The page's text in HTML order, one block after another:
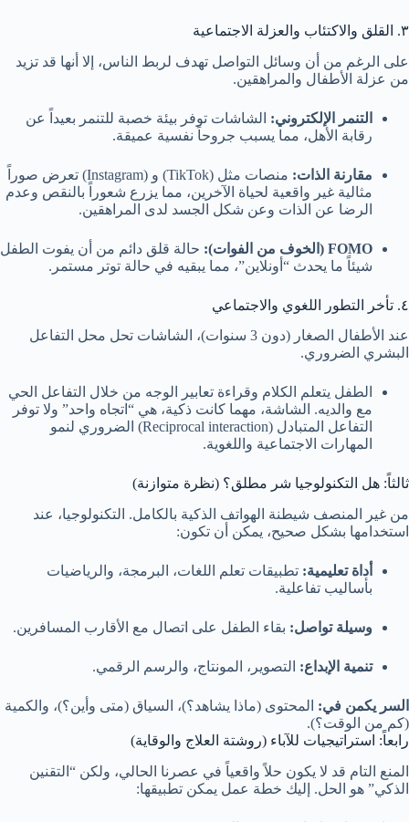
٣. القلق والاكتئاب والعزلة الاجتماعية
على الرغم من أن وسائل التواصل تهدف لربط الناس، إلا أنها قد تزيد
من عزلة الأطفال والمراهقين.
التنمر الإلكتروني: الشاشات توفر بيئة خصبة للتنمر بعيداً عن
رقابة الأهل، مما يسبب جروحاً نفسية عميقة.
مقارنة الذات:
منصات مثل (TikTok) و (Instagram) تعرض صوراً
مثالية غير واقعية لحياة الآخرين، مما يزرع شعوراً بالنقص وعدم
الرضا عن الذات وعن شكل الجسد لدى المراهقين.
FOMO (الخوف من الفوات):
حالة قلق دائم من أن يفوت الطفل
شيئاً ما يحدث “أونلاين”، مما يبقيه في حالة توتر مستمر.
٤. تأخر التطور اللغوي والاجتماعي
عند الأطفال الصغار (دون 3 سنوات)، الشاشات تحل محل التفاعل
البشري الضروري.
الطفل يتعلم الكلام وقراءة تعابير الوجه من خلال التفاعل الحي
مع والديه. الشاشة، مهما كانت ذكية، هي “اتجاه واحد” ولا توفر
التفاعل المتبادل (Reciprocal interaction) الضروري لنمو
المهارات الاجتماعية واللغوية.
ثالثاً: هل التكنولوجيا شر مطلق؟ (نظرة متوازنة)
من غير المنصف شيطنة الهواتف الذكية بالكامل. التكنولوجيا، عند
استخدامها بشكل صحيح، يمكن أن تكون:
أداة تعليمية: تطبيقات تعلم اللغات، البرمجة، والرياضيات
بأساليب تفاعلية.
وسيلة تواصل: بقاء الطفل على اتصال مع الأقارب المسافرين.
تنمية الإبداع: التصوير، المونتاج، والرسم الرقمي.
السر يكمن في: المحتوى (ماذا يشاهد؟)، السياق (متى وأين؟)، والكمية
(كم من الوقت؟).
رابعاً: استراتيجيات للآباء (روشتة العلاج والوقاية)
المنع التام قد لا يكون حلاً واقعياً في عصرنا الحالي، ولكن “التقنين
الذكي” هو الحل. إليك خطة عمل يمكن تطبيقها: